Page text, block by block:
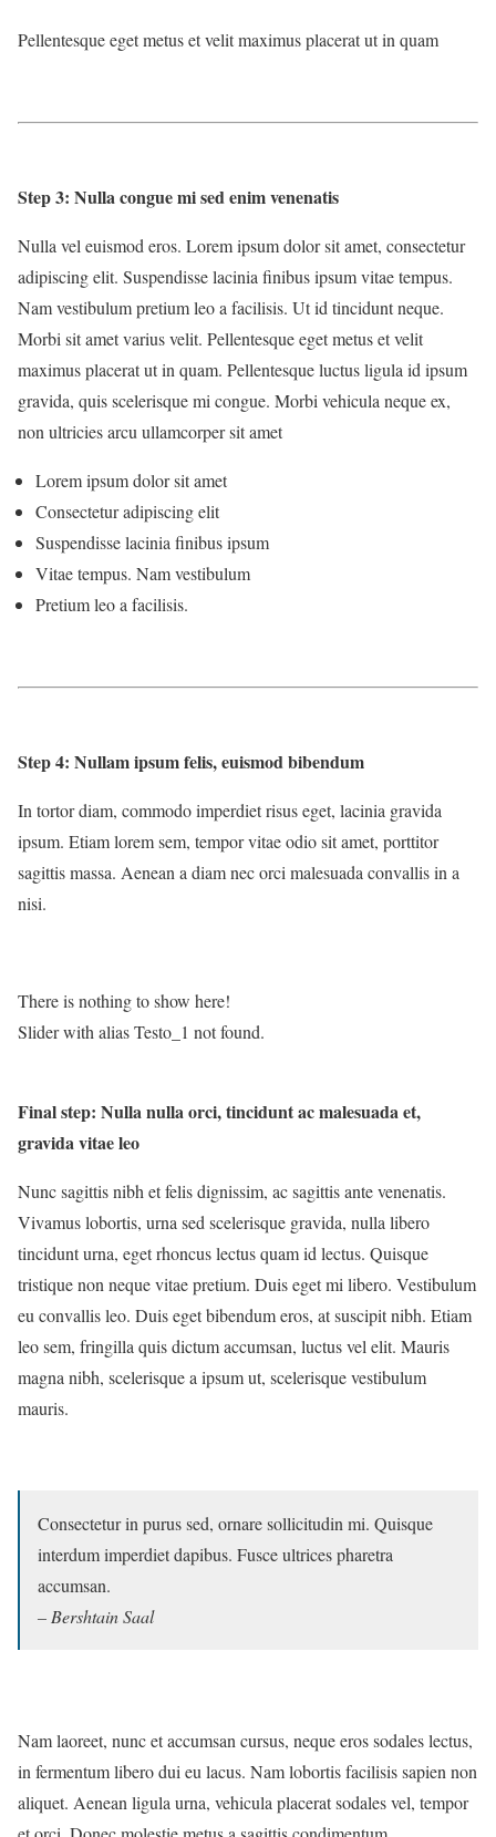
Pellentesque eget metus et velit maximus placerat ut in quam
Step 3: Nulla congue mi sed enim venenatis
Nulla vel euismod eros. Lorem ipsum dolor sit amet, consectetur
adipiscing elit. Suspendisse lacinia finibus ipsum vitae tempus.
Nam vestibulum pretium leo a facilisis. Ut id tincidunt neque.
Morbi sit amet varius velit. Pellentesque eget metus et velit
maximus placerat ut in quam. Pellentesque luctus ligula id ipsum
gravida, quis scelerisque mi congue. Morbi vehicula neque ex,
non ultricies arcu ullamcorper sit amet
Lorem ipsum dolor sit amet
Consectetur adipiscing elit
Suspendisse lacinia finibus ipsum
Vitae tempus. Nam vestibulum
Pretium leo a facilisis.
Step 4: Nullam ipsum felis, euismod bibendum
In tortor diam, commodo imperdiet risus eget, lacinia gravida
ipsum. Etiam lorem sem, tempor vitae odio sit amet, porttitor
sagittis massa. Aenean a diam nec orci malesuada convallis in a
nisi.
There is nothing to show here!
Slider with alias Testo_1 not found.
Final step: Nulla nulla orci, tincidunt ac malesuada et,
gravida vitae leo
Nunc sagittis nibh et felis dignissim, ac sagittis ante venenatis.
Vivamus lobortis, urna sed scelerisque gravida, nulla libero
tincidunt urna, eget rhoncus lectus quam id lectus. Quisque
tristique non neque vitae pretium. Duis eget mi libero. Vestibulum
eu convallis leo. Duis eget bibendum eros, at suscipit nibh. Etiam
leo sem, fringilla quis dictum accumsan, luctus vel elit. Mauris
magna nibh, scelerisque a ipsum ut, scelerisque vestibulum
mauris.
Consectetur in purus sed, ornare sollicitudin mi. Quisque
interdum imperdiet dapibus. Fusce ultrices pharetra
accumsan.
– Bershtain Saal
Nam laoreet, nunc et accumsan cursus, neque eros sodales lectus,
in fermentum libero dui eu lacus. Nam lobortis facilisis sapien non
aliquet. Aenean ligula urna, vehicula placerat sodales vel, tempor